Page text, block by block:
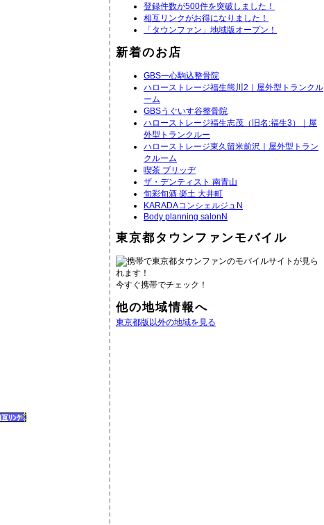
登録件数が500件を突破しました！
相互リンクがお得になりました！
「タウンファン」地域版オープン！
新着のお店
GBS一心駒込整骨院
ハローストレージ福生熊川2｜屋外型トランクル
ーム
GBSうぐいす谷整骨院
ハローストレージ福生志茂（旧名:福生3）｜屋
外型トランクルー
ハローストレージ東久留米前沢｜屋外型トラン
クルーム
喫茶 ブリッヂ
ザ・デンティスト 南青山
旬彩旬酒 楽土 大井町
KARADAコンシェルジュN
Body planning salonN
東京都タウンファンモバイル
携帯で東京都タウンファンのモバイルサイトが見ら
れます！
今すぐ携帯でチェック！
他の地域情報へ
東京都版以外の地域を見る